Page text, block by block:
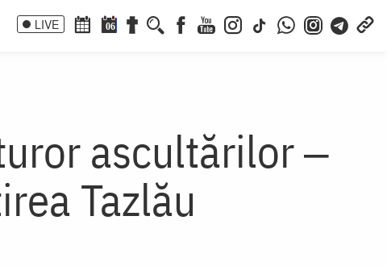
LIVE 06
ascultărilor ‒
Tazlău